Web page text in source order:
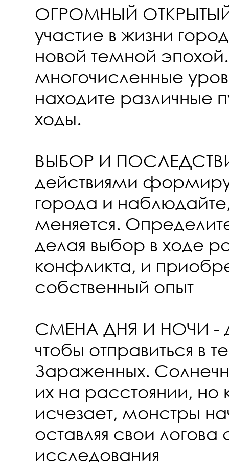
ОГРОМНЫЙ
участие в жизни
новой темной
многочисленные
находите различные
ходы.
ВЫБОР И
действиями
города и
меняется.
делая выбор в ходе
конфликта, и
собственный опыт
СМЕНА ДНЯ И НОЧИ -
чтобы отправиться
Зараженных.
их на расстоянии, но
исчезает, монстры
оставляя свои
исследования